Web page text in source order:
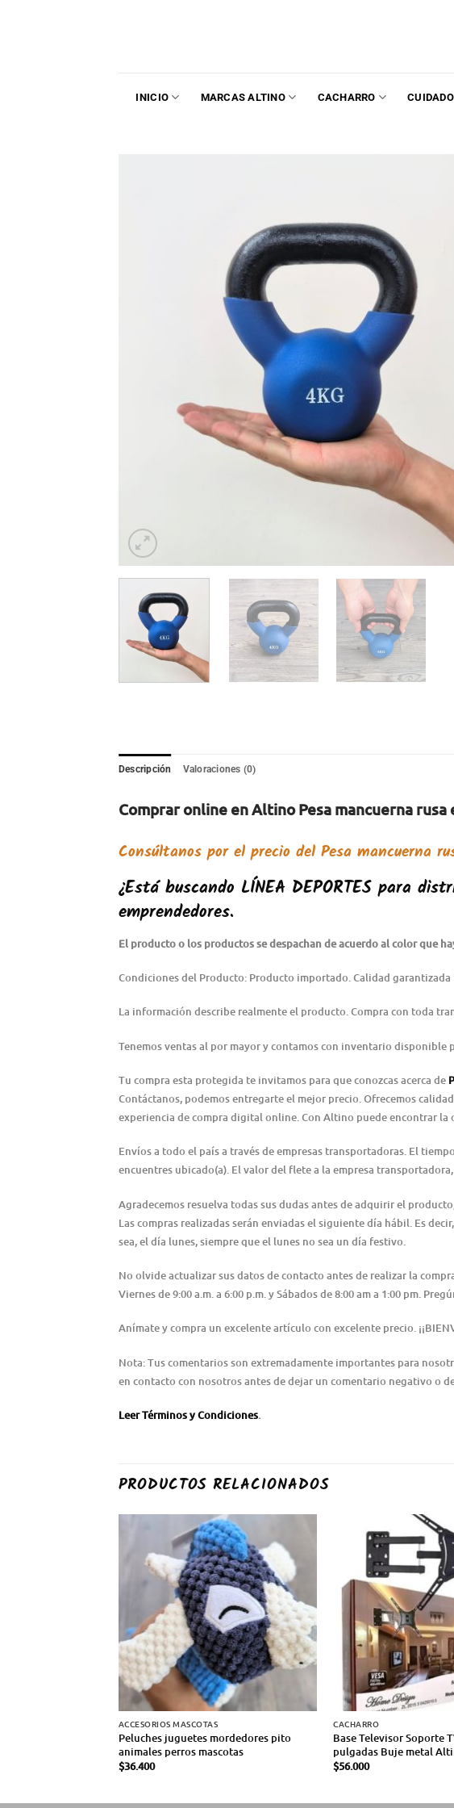
INICIO MARCAS ALTINO CACHARRO
Descripción Valoraciones (0)
Comprar online en Altino Pesa mancuerna
Consúltanos por el precio del Pesa mancuerna
¿Está buscando LÍNEA DEPORTES para
emprendedores.
El producto o los productos se despachan de acuerdo al color que
Condiciones del Producto: Producto importado. Calidad garantizada
La información describe realmente el producto. Compra con toda
Tenemos ventas al por mayor y contamos con inventario disponible
Tu compra esta protegida te invitamos para que conozcas acerca de
Contáctanos, podemos entregarte el mejor precio. Ofrecemos
experiencia de compra digital online. Con Altino puede encontrar
Envíos a todo el país a través de empresas transportadoras. El
encuentres ubicado(a). El valor del flete a la empresa
Agradecemos resuelva todas sus dudas antes de adquirir el
Las compras realizadas serán enviadas el siguiente día hábil. Es
sea, el día lunes, siempre que el lunes no sea un día festivo.
No olvide actualizar sus datos de contacto antes de realizar la
Viernes de 9:00 a.m. a 6:00 p.m. y Sábados de 8:00 am a 1:00 pm.
Anímate y compra un excelente artículo con excelente precio.
Nota: Tus comentarios son extremadamente importantes para
en contacto con nosotros antes de dejar un comentario negativo o
Leer Términos y Condiciones.
PRODUCTOS RELACIONADOS
ACCESORIOS MASCOTAS
Peluches juguetes mordedores pito
animales perros mascotas
$36.400
CACHARRO
Base Televisor Soporte
pulgadas Buje metal
$56.000